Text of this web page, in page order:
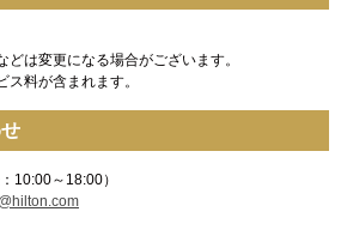
は変更になる場合がございます。
料が含まれます。
：10:00～18:00）